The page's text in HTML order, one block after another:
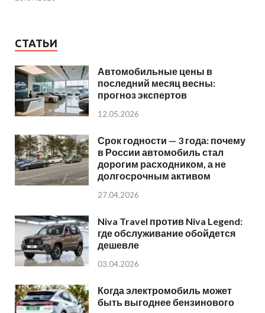
СТАТЬИ
Автомобильные цены в
последний месяц весны:
прогноз экспертов
12.05.2026
Срок годности — 3 года: почему
в России автомобиль стал
дорогим расходником, а не
долгосрочным активом
27.04.2026
Niva Travel против Niva Legend:
где обслуживание обойдется
дешевле
03.04.2026
Когда электромобиль может
быть выгоднее бензинового